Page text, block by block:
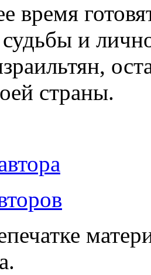
время
и
страны.